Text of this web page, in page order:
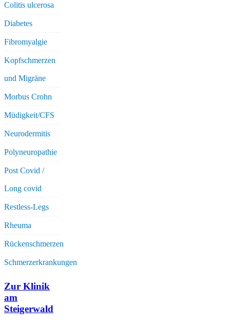
Colitis ulcerosa
Diabetes
Fibromyalgie
Kopfschmerzen
und Migräne
Morbus Crohn
Müdigkeit/CFS
Neurodermitis
Polyneuropathie
Post Covid /
Long covid
Restless-Legs
Rheuma
Rückenschmerzen
Schmerzerkrankungen
Zur Klinik
am
Steigerwald